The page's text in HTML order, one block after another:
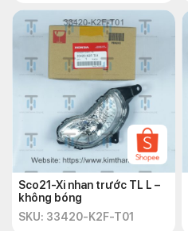
Sco21-Xi nhan trước TL L –
không bóng
SKU: 33420-K2F-T01